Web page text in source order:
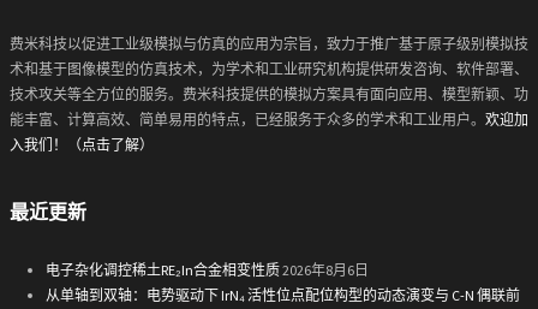
费米科技以促进工业级模拟与仿真的应用为宗旨，致力于推广基于原子级别模拟技
术和基于图像模型的仿真技术，为学术和工业研究机构提供研发咨询、软件部署、
技术攻关等全方位的服务。费米科技提供的模拟方案具有面向应用、模型新颖、功
能丰富、计算高效、简单易用的特点，已经服务于众多的学术和工业用户。 欢迎加
入我们！（点击了解）
最近更新
电子杂化调控稀土RE₂In合金相变性质2026年8月6日
从单轴到双轴：电势驱动下 IrN₄ 活性位点配位构型的动态演变与 C-N 偶联前